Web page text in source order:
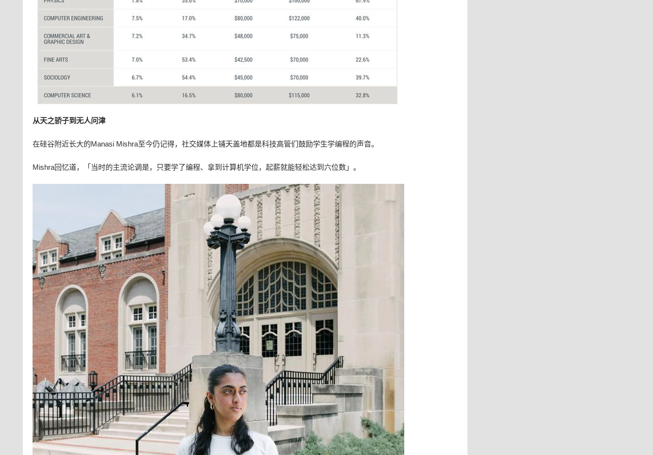
从天之骄子到无人问津
在硅谷附近长大的Manasi Mishra至今仍记得，社交媒体上铺天盖地都是科技高管们鼓励学生学编程的声音。
Mishra回忆道，「当时的主流论调是，只要学了编程、拿到计算机学位，起薪就能轻松达到六位数」。